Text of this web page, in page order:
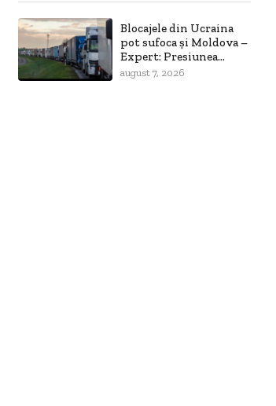
Blocajele din Ucraina
pot sufoca și Moldova –
Expert: Presiunea...
august 7, 2026